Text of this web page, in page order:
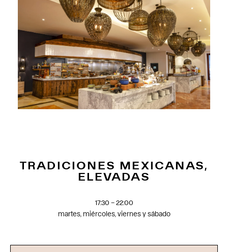
TRADICIONES MEXICANAS,
ELEVADAS
17:30 – 22:00
martes, miércoles, viernes y sábado